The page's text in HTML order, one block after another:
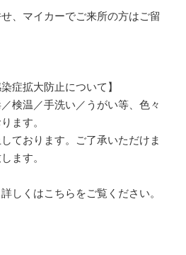
、マイカーでご来所の方はご留
症拡大防止について】
検温／手洗い／うがい等、色々
ます。
ております。ご了承いただけま
ます。
しくはこちらをご覧ください。